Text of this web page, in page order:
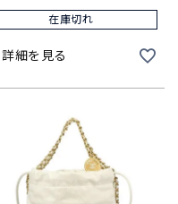
在庫切れ
詳細を見る